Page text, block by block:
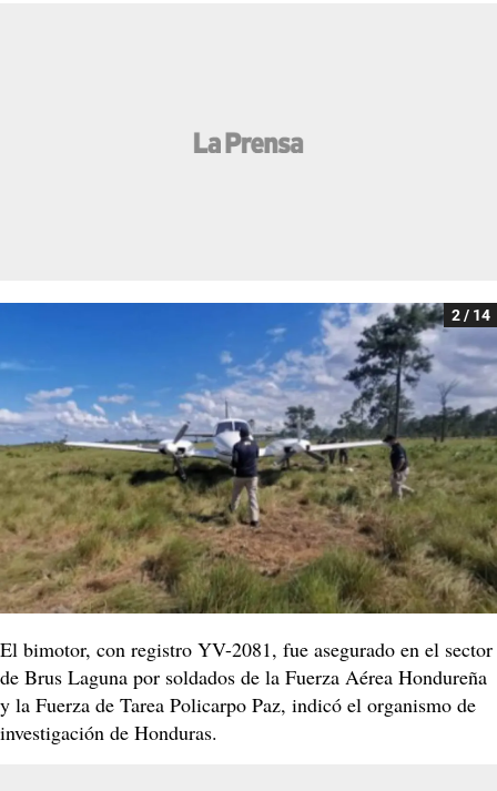
2 / 14
El bimotor, con registro YV-2081, fue asegurado en el sector
de Brus Laguna por soldados de la Fuerza Aérea Hondureña
y la Fuerza de Tarea Policarpo Paz, indicó el organismo de
investigación de Honduras.